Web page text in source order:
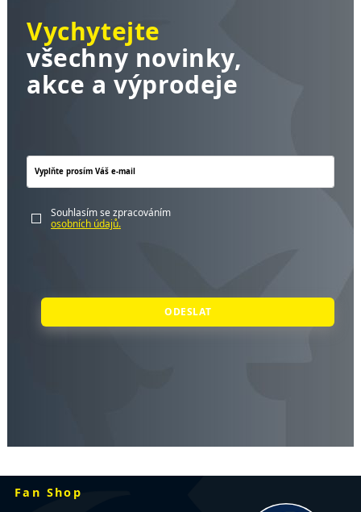
Vychytejte
všechny novinky,
akce a výprodeje
Souhlasím se zpracováním
osobních údajů.
ODESLAT
Fan Shop